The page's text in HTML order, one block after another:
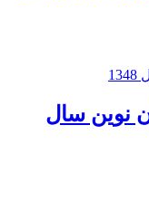
نوین سال